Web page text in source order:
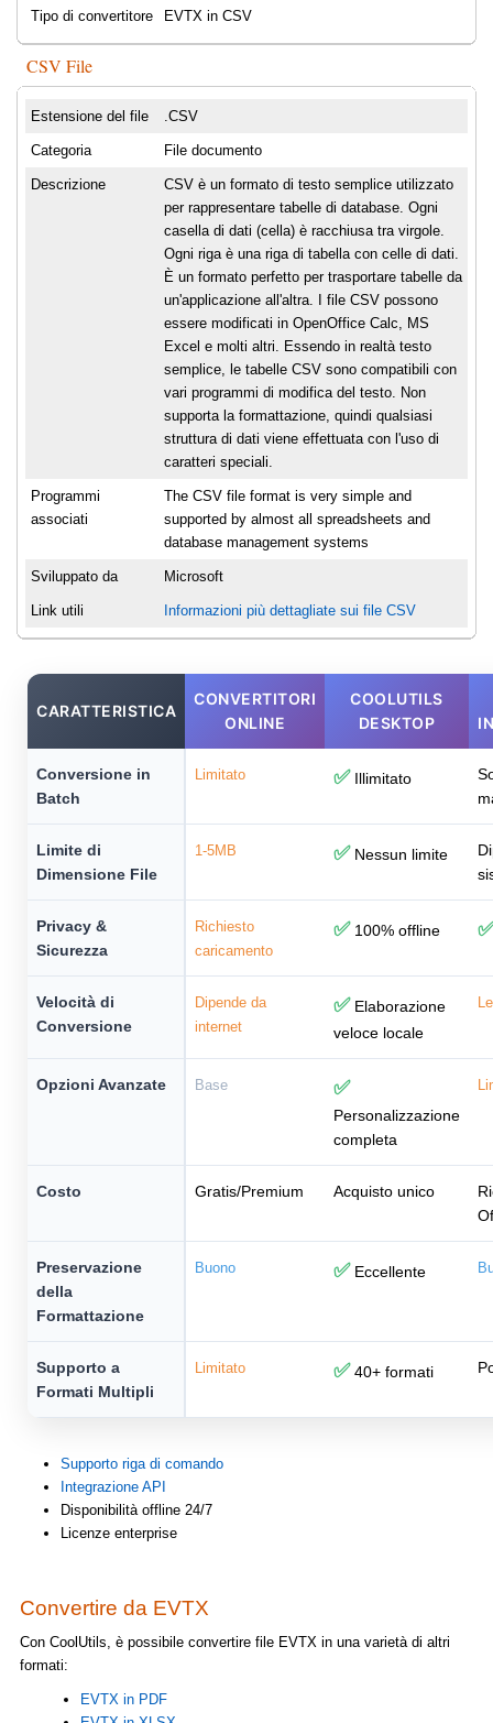
Tipo di convertitore EVTX in CSV
CSV File
Estensione del file .CSV
Categoria File documento
Descrizione
CSV è un formato di testo semplice utilizzato
per rappresentare tabelle di database. Ogni
casella di dati (cella) è racchiusa tra virgole.
Ogni riga è una riga di tabella con celle di dati.
È un formato perfetto per trasportare tabelle da
un'applicazione all'altra. I file CSV possono
essere modificati in OpenOffice Calc, MS
Excel e molti altri. Essendo in realtà testo
semplice, le tabelle CSV sono compatibili con
vari programmi di modifica del testo. Non
supporta la formattazione, quindi qualsiasi
struttura di dati viene effettuata con l'uso di
caratteri speciali.
Programmi
associati
The CSV file format is very simple and
supported by almost all spreadsheets and
database management systems
Sviluppato da Microsoft
Link utili Informazioni più dettagliate sui file CSV
CARATTERISTICA
CONVERTITORI
ONLINE
COOLUTILS
DESKTOP
Conversione in
Batch
Limitato ✅Illimitato
Limite di
Dimensione File
1-5MB ✅Nessun limite
Privacy &
Sicurezza
Richiesto
caricamento
✅100% offline ✅
Velocità di
Conversione
Dipende da
internet
✅Elaborazione
veloce locale
Opzioni Avanzate Base ✅
Personalizzazione
completa
Costo Gratis/Premium Acquisto unico
Preservazione
della
Formattazione
Buono ✅Eccellente
Supporto a
Formati Multipli
Limitato ✅40+ formati
Supporto riga di comando
Integrazione API
Disponibilità offline 24/7
Licenze enterprise
Convertire da EVTX
Con CoolUtils, è possibile convertire file EVTX in una varietà di altri
formati:
EVTX in PDF